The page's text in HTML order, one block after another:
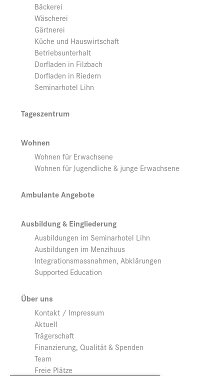
Bäckerei
Wäscherei
Gärtnerei
Küche und Hauswirtschaft
Betriebsunterhalt
Dorfladen in Filzbach
Dorfladen in Riedern
Seminarhotel Lihn
Tageszentrum
Wohnen
Wohnen für Erwachsene
Wohnen für Jugendliche & junge Erwachsene
Ambulante Angebote
Ausbildung & Eingliederung
Ausbildungen im Seminarhotel Lihn
Ausbildungen im Menzihuus
Integrationsmassnahmen, Abklärungen
Supported Education
Über uns
Kontakt / Impressum
Aktuell
Trägerschaft
Finanzierung, Qualität & Spenden
Team
Freie Plätze